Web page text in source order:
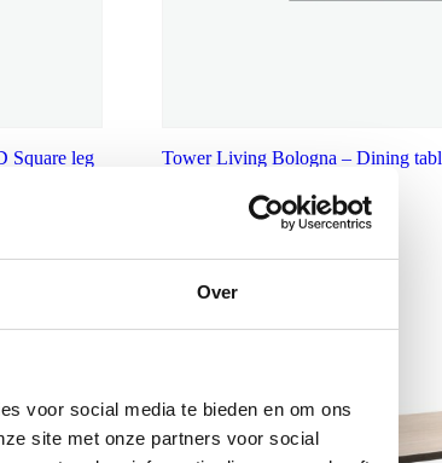
Over
voor social media te bieden en om ons
site met onze partners voor social
Square leg
Tower Living Bologna – Dining